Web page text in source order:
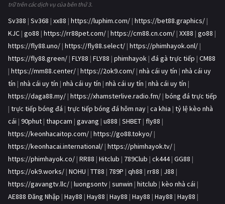
trữ trên các dịch vụ của bên thứ 3.
Sv388 | Sv368 | xx88 | https://luphim.com/ | https://bet88.graphics/ |
KJC | go88 | https://rr88pet.com/ | https://cm88.cn.com/ | XX88 | go88 |
https://fly88.uno/ | https://fly88.select/ | https://phimhayok.onl/ |
https://fly88.green/ | FLY88 | FLY88 | phimhayok | đá gà trực tiếp | CM88
| https://mm88.center/ | https://2ok9.com/ | nhà cái uy tín | nhà cái uy
tín | nhà cái uy tín | nhà cái uy tín | nhà cái uy tín | nhà cái uy tín |
https://daga88.my/ | https://xhamsterlive.radio.fm/ | bóng đá trực tiếp
| trực tiếp bóng đá | trực tiếp bóng đá hôm nay | ca khia | tỷ lệ kèo nhà
cái | 90phut | thapcam | gavang | u888 | SHBET | fly88 |
https://keonhacaitop.com/ | https://go88.tokyo/ |
https://keonhacai.international/ | https://phimhayok.tv/ |
https://phimhayok.co/ | RR88 | Hitclub | 789Club | ck444| GG88 |
https://ok9.works/ | NOHU | TT88 | 789P | qh88 | rr88 | J88 |
https://gavangtv.llc/ | luongsontv | sunwin | hitclub | kèo nhà cái |
AE888 Đăng Nhập | Hay88 | Hay88 | Hay88 | Hay88 | Hay88 | Hay88 |